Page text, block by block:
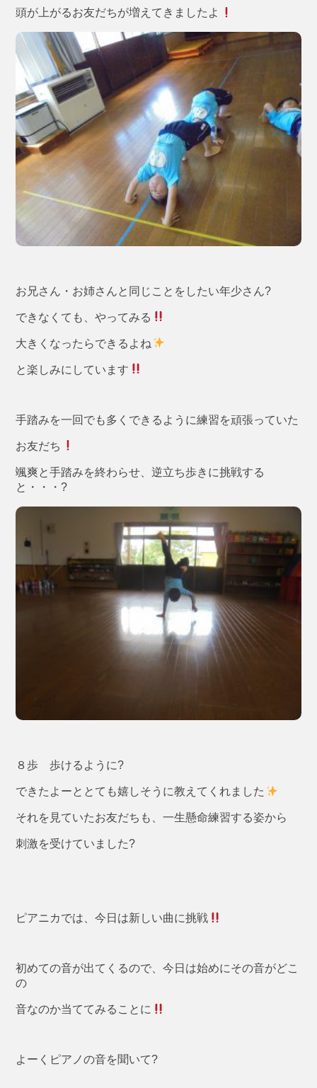
頭が上がるお友だちが増えてきましたよ
お兄さん・お姉さんと同じことをしたい年少さん?
できなくても、やってみる
大きくなったらできるよね
と楽しみにしています
手踏みを一回でも多くできるように練習を頑張っていた
お友だち
颯爽と手踏みを終わらせ、逆立ち歩きに挑戦する
と・・・?
８歩 歩けるように?
できたよーととても嬉しそうに教えてくれました
それを見ていたお友だちも、一生懸命練習する姿から
刺激を受けていました?
ピアニカでは、今日は新しい曲に挑戦
初めての音が出てくるので、今日は始めにその音がどこ
の
音なのか当ててみることに
よーくピアノの音を聞いて?